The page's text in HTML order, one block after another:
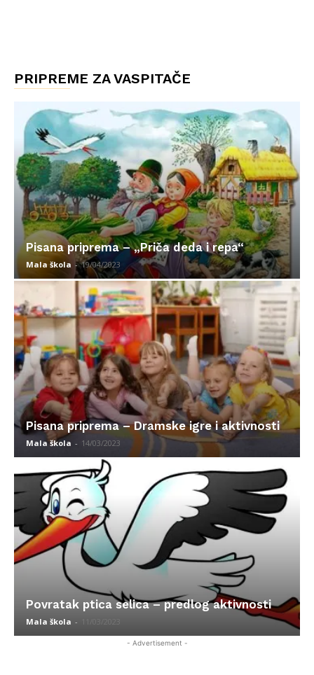
PRIPREME ZA VASPITAČE
Pisana priprema – „Priča deda i repa“
Mala škola - 19/04/2023
Pisana priprema – Dramske igre i aktivnosti
Mala škola - 14/03/2023
Povratak ptica selica – predlog aktivnosti
Mala škola - 11/03/2023
- Advertisement -